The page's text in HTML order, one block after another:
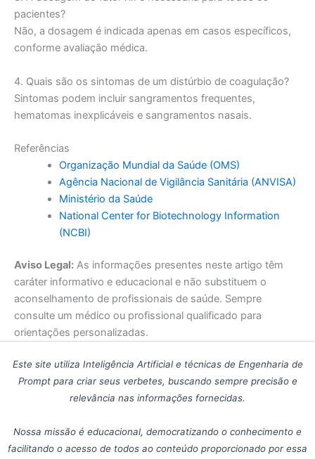
pacientes?
Não, a dosagem é indicada apenas em casos específicos,
conforme avaliação médica.
4. Quais são os sintomas de um distúrbio de coagulação?
Sintomas podem incluir sangramentos frequentes,
hematomas inexplicáveis e sangramentos nasais.
Referências
Organização Mundial da Saúde (OMS)
Agência Nacional de Vigilância Sanitária (ANVISA)
Ministério da Saúde
National Center for Biotechnology Information
(NCBI)
Aviso Legal: As informações presentes neste artigo têm
caráter informativo e educacional e não substituem o
aconselhamento de profissionais de saúde. Sempre
consulte um médico ou profissional qualificado para
orientações personalizadas.
Este site utiliza Inteligência Artificial e técnicas de Engenharia de
Prompt para criar seus verbetes, buscando sempre precisão e
relevância nas informações fornecidas.
Nossa missão é educacional, democratizando o conhecimento e
facilitando o acesso de todos ao conteúdo proporcionado por essa